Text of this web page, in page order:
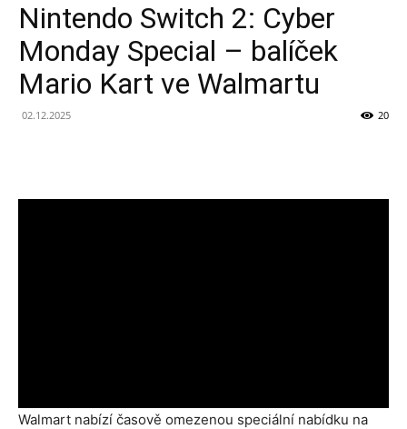
Nintendo Switch 2: Cyber
Monday Special – balíček
Mario Kart ve Walmartu
02.12.2025 20
Walmart nabízí časově omezenou speciální nabídku na